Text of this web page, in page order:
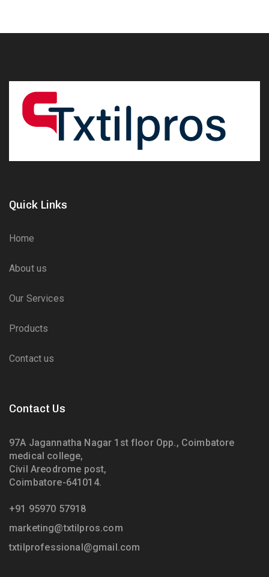
Quick Links
Home
About us
Our Services
Products
Contact us
Contact Us
97A Jagannatha Nagar 1st floor Opp., Coimbatore
medical college,
Civil Areodrome post,
Coimbatore-641014.
+91 95970 57918
marketing@txtilpros.com
txtilprofessional@gmail.com